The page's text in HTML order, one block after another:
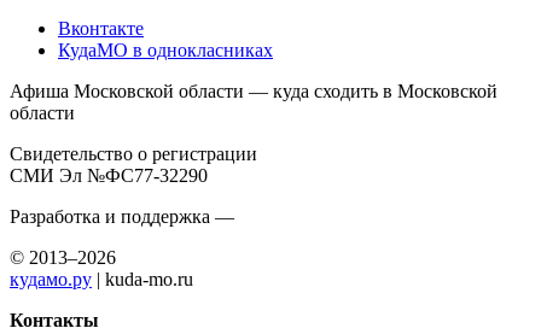
Вконтакте
КудаМО в однокласниках
Афиша Московской области — куда сходить в Московской
области
Свидетельство о регистрации
СМИ Эл №ФС77-32290
Разработка и поддержка —
© 2013–2026
кудамо.ру | kuda-mo.ru
Контакты